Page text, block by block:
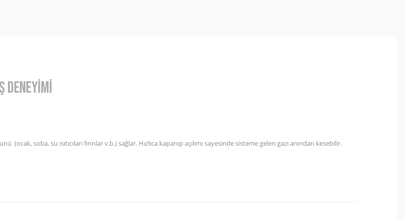
Deneyimi
(ocak, soba, su ısıtıcıları fırınlar v.b.) sağlar. Hızlıca kapanıp açılımı sayesinde sisteme gelen gazı anından kesebilir.